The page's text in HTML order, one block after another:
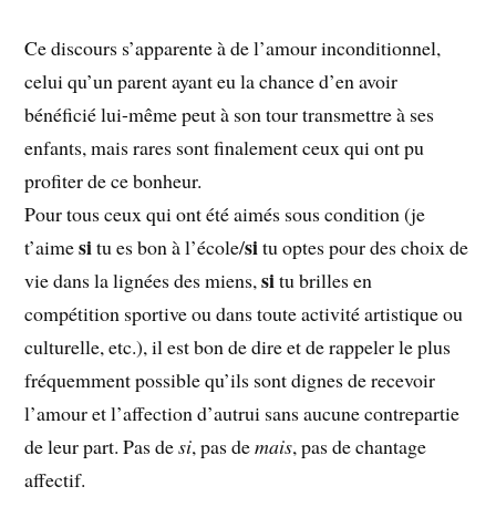
Ce discours s’apparente à de l’amour inconditionnel,
celui qu’un parent ayant eu la chance d’en avoir
bénéficié lui-même peut à son tour transmettre à ses
enfants, mais rares sont finalement ceux qui ont pu
profiter de ce bonheur.
Pour tous ceux qui ont été aimés sous condition (je
t’aimesitu es bon à l’école/situ optes pour des choix de
vie dans la lignées des miens,situ brilles en
compétition sportive ou dans toute activité artistique ou
culturelle, etc.), il est bon de dire et de rappeler le plus
fréquemment possible qu’ils sont dignes de recevoir
l’amour et l’affection d’autrui sans aucune contrepartie
de leur part. Pas desi, pas demais, pas de chantage
affectif.